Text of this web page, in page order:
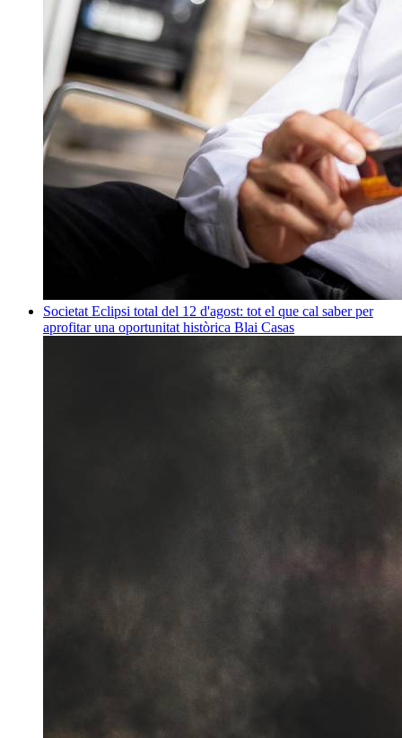
Societat Eclipsi total del 12 d'agost: tot el que cal saber per
aprofitar una oportunitat històrica Blai Casas